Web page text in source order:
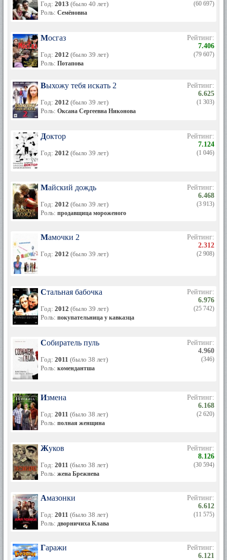
Год: 2013 (было 40 лет)
Роль: Семёновна
(60 697)
Мосгаз
Год: 2012 (было 39 лет)
Роль: Потапова
Рейтинг:
7.406
(79 607)
Выхожу тебя искать 2
Год: 2012 (было 39 лет)
Роль: Оксана Сергеевна Никонова
Рейтинг:
6.625
(1 303)
Доктор
Год: 2012 (было 39 лет)
Рейтинг:
7.124
(1 046)
Майский дождь
Год: 2012 (было 39 лет)
Роль: продавщица мороженого
Рейтинг:
6.468
(3 913)
Мамочки 2
Год: 2012 (было 39 лет)
Рейтинг:
2.312
(2 908)
Стальная бабочка
Год: 2012 (было 39 лет)
Роль: покупательница у кавказца
Рейтинг:
6.976
(25 742)
Собиратель пуль
Год: 2011 (было 38 лет)
Роль: комендантша
Рейтинг:
4.960
(346)
Измена
Год: 2011 (было 38 лет)
Роль: полная женщина
Рейтинг:
6.168
(2 620)
Жуков
Год: 2011 (было 38 лет)
Роль: жена Брежнева
Рейтинг:
8.126
(30 594)
Амазонки
Год: 2011 (было 38 лет)
Роль: дворничиха Клава
Рейтинг:
6.612
(11 575)
Гаражи
Рейтинг:
6.121